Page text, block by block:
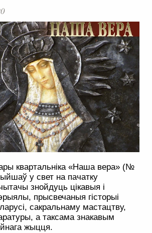
квартальніка «Наша вера» (№
у свет на пачатку
знойдуць цікавыя і
прысвечаныя гісторыі
сакральнаму мастацтву,
а таксама знакавым
жыцця.